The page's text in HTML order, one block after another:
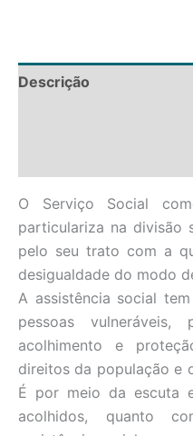
Descrição
O Serviço Social
particulariza na divisão
pelo seu trato com a
desigualdade do modo
A assistência social
pessoas
acolhimento e
direitos da população e
É por meio da escuta
acolhidos, quanto